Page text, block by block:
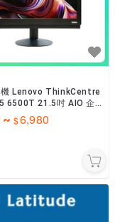
機 Lenovo ThinkCentre
6500T 21.5吋 AIO 企
業級機款 二手
~ 6,980